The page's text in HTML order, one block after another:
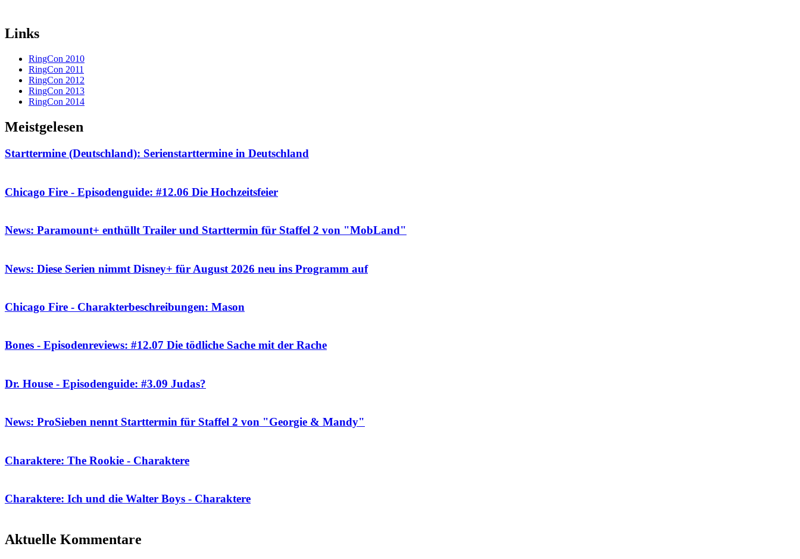
Links
RingCon 2010
RingCon 2011
RingCon 2012
RingCon 2013
RingCon 2014
Meistgelesen
Starttermine (Deutschland): Serienstarttermine in Deutschland
Chicago Fire - Episodenguide: #12.06 Die Hochzeitsfeier
News: Paramount+ enthüllt Trailer und Starttermin für Staffel 2 von "MobLand"
News: Diese Serien nimmt Disney+ für August 2026 neu ins Programm auf
Chicago Fire - Charakterbeschreibungen: Mason
Bones - Episodenreviews: #12.07 Die tödliche Sache mit der Rache
Dr. House - Episodenguide: #3.09 Judas?
News: ProSieben nennt Starttermin für Staffel 2 von "Georgie & Mandy"
Charaktere: The Rookie - Charaktere
Charaktere: Ich und die Walter Boys - Charaktere
Aktuelle Kommentare